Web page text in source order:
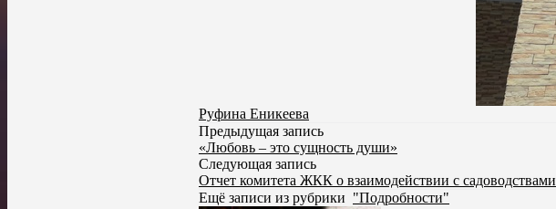
Руфина Еникеева
Предыдущая запись
«Любовь – это сущность души»
Следующая запись
Отчет комитета ЖКК о взаимодействии с садоводствами
Ещё записи из рубрики "Подробности"